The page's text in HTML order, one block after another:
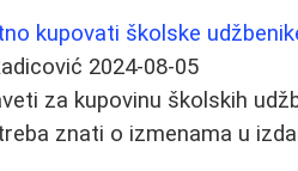
kupovati školske
2024-08-05
za kupovinu školskih
znati o izmenama u